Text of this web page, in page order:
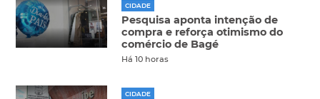
CIDADE
Pesquisa aponta intenção de
compra e reforça otimismo do
comércio de Bagé
Há 10 horas
CIDADE